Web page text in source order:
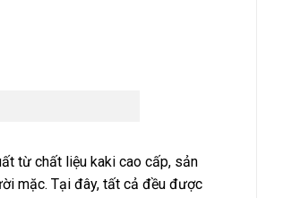
từ chất liệu kaki cao cấp, sản
mặc. Tại đây, tất cả đều được